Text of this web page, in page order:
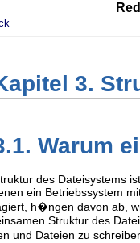
3.
Warum
des Dateisystems
ein Betriebssystem
h�ngen davon ab,
Struktur des
und Dateien zu